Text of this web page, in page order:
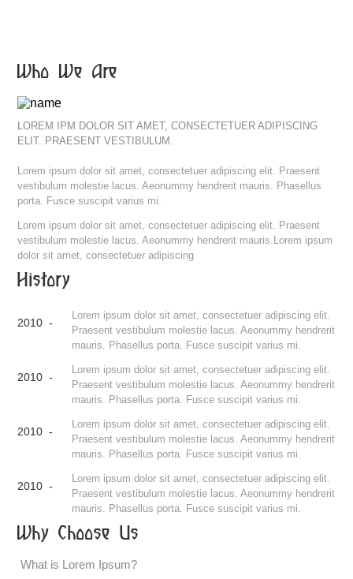
Who We Are
LOREM IPM DOLOR SIT AMET, CONSECTETUER ADIPISCING
ELIT. PRAESENT VESTIBULUM.
Lorem ipsum dolor sit amet, consectetuer adipiscing elit. Praesent
vestibulum molestie lacus. Aeonummy hendrerit mauris. Phasellus
porta. Fusce suscipit varius mi.
Lorem ipsum dolor sit amet, consectetuer adipiscing elit. Praesent
vestibulum molestie lacus. Aeonummy hendrerit mauris.Lorem ipsum
dolor sit amet, consectetuer adipiscing
History
2010 -
Lorem ipsum dolor sit amet, consectetuer adipiscing elit.
Praesent vestibulum molestie lacus. Aeonummy hendrerit
mauris. Phasellus porta. Fusce suscipit varius mi.
2010 -
Lorem ipsum dolor sit amet, consectetuer adipiscing elit.
Praesent vestibulum molestie lacus. Aeonummy hendrerit
mauris. Phasellus porta. Fusce suscipit varius mi.
2010 -
Lorem ipsum dolor sit amet, consectetuer adipiscing elit.
Praesent vestibulum molestie lacus. Aeonummy hendrerit
mauris. Phasellus porta. Fusce suscipit varius mi.
2010 -
Lorem ipsum dolor sit amet, consectetuer adipiscing elit.
Praesent vestibulum molestie lacus. Aeonummy hendrerit
mauris. Phasellus porta. Fusce suscipit varius mi.
Why Choose Us
What is Lorem Ipsum?